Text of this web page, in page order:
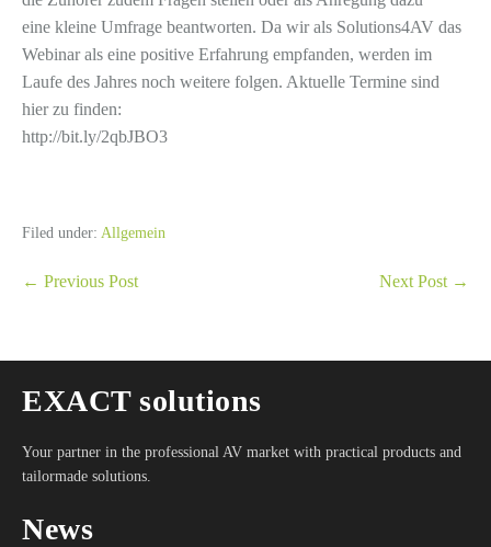
eine kleine Umfrage beantworten. Da wir als Solutions4AV das
Webinar als eine positive Erfahrung empfanden, werden im
Laufe des Jahres noch weitere folgen. Aktuelle Termine sind
hier zu finden:
http://bit.ly/2qbJBO3
Filed under: Allgemein
Post
← Previous Post Next Post →
EXACT solutions
Your partner in the professional AV market with practical products and
tailormade solutions.
News